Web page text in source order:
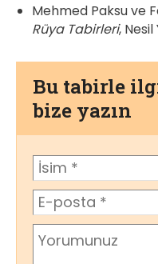
Mehmed Paksu ve
Rüya Tabirleri, Nesil
Bu tabirle
bize yazın